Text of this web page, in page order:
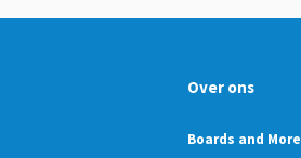
Over ons
Boards and More